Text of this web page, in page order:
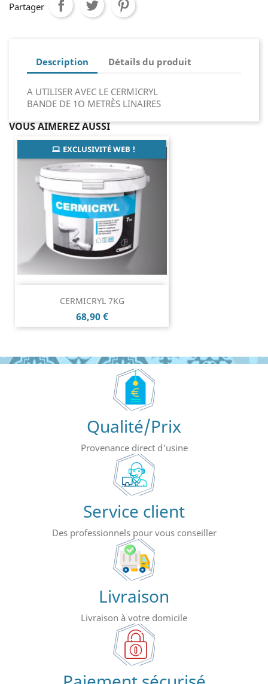
Partager
Description Détails du produit
A UTILISER AVEC LE CERMICRYL
BANDE DE 1O METRÈS LINAIRES
VOUS AIMEREZ AUSSI
CERMICRYL 7KG
Prix
68,90 €
EXCLUSIVITÉ WEB !
Qualité/Prix
Provenance direct d'usine
Service client
Des professionnels pour vous conseiller
Livraison
Livraison à votre domicile